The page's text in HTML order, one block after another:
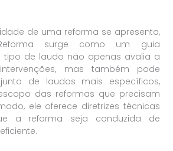
de uma reforma se apresenta,
surge como um guia
tipo de laudo não apenas avalia a
mas também pode
de laudos mais específicos,
das reformas que precisam
ele oferece diretrizes técnicas
a reforma seja conduzida de